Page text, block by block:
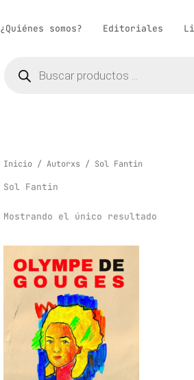
¿Quiénes somos? Editoriales
productos
Inicio / Autorxs / Sol Fantin
Sol Fantin
Mostrando el único resultado